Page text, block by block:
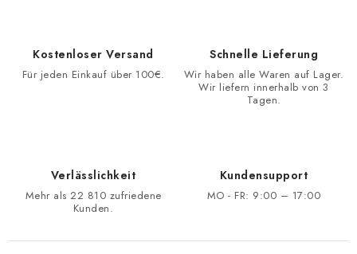
Kostenloser Versand
Für jeden Einkauf über 100€.
Schnelle Lieferung
Wir haben alle Waren auf Lager.
Wir liefern innerhalb von 3
Tagen.
Verlässlichkeit
Mehr als 22 810 zufriedene
Kunden.
Kundensupport
MO - FR: 9:00 – 17:00